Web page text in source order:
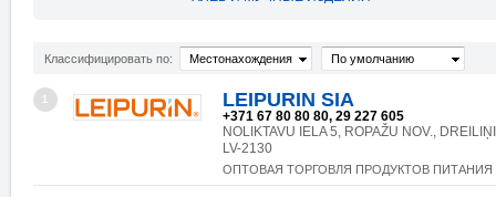
Классифицировать по: Местонахождения По умолчанию
1 LEIPURIN SIA
+371 67 80 80 80, 29 227 605
NOLIKTAVU IELA 5, ROPAŽU NOV.,
LV-2130
ОПТОВАЯ ТОРГОВЛЯ ПРОДУКТОВ ПИТАНИЯ